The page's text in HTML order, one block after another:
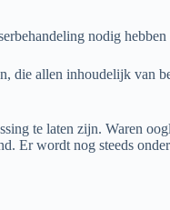
nodig
allen inhoudelijk van
te laten zijn. Waren
Er wordt nog steeds